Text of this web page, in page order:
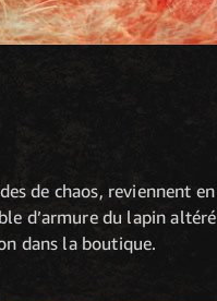
de chaos, reviennent en
d’armure du lapin altéré
dans la boutique.